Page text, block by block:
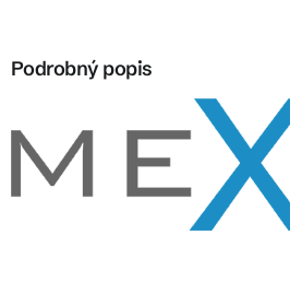
Podrobný popis